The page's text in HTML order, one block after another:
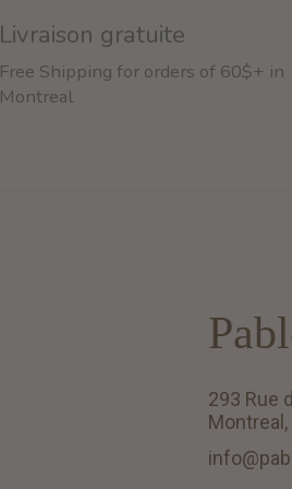
Livraison gratuite
Free Shipping for orders of 60$+ in
Montreal
293 Rue
Montreal,